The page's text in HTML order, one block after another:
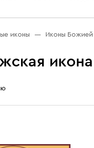
иконы Иконы